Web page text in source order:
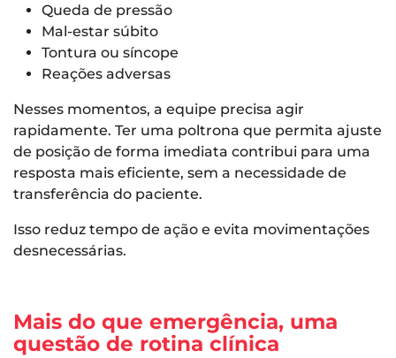
Queda de pressão
Mal-estar súbito
Tontura ou síncope
Reações adversas
Nesses momentos, a equipe precisa agir
rapidamente. Ter uma poltrona que permita ajuste
de posição de forma imediata contribui para uma
resposta mais eficiente, sem a necessidade de
transferência do paciente.
Isso reduz tempo de ação e evita movimentações
desnecessárias.
Mais do que emergência, uma
questão de rotina clínica